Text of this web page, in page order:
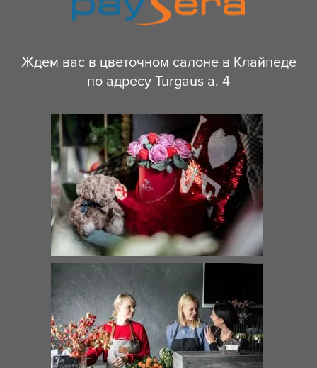
Ждем вас в цветочном салоне в Клайпеде
по адресу Turgaus a. 4